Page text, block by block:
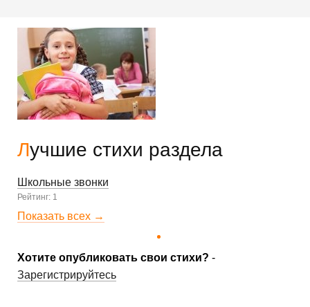
Лучшие стихи раздела
Школьные звонки
Рейтинг: 1
Показать всех →
Хотите опубликовать свои стихи? -
Зарегистрируйтесь